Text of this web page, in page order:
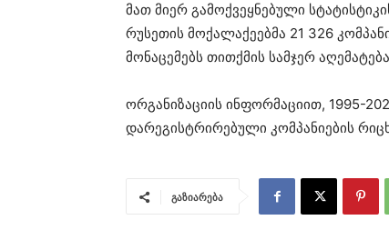
მათ მიერ გამოქვეყნებული
რუსეთის მოქალაქეებმა 21 326
მონაცემებს თითქმის სამჯერ
ორგანიზაციის ინფორმაციით, 1995-
დარეგისტრირებული კომპანიების
გაზიარება